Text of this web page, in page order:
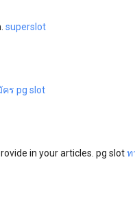
superslot
คร pg slot
in your articles. pg slotท